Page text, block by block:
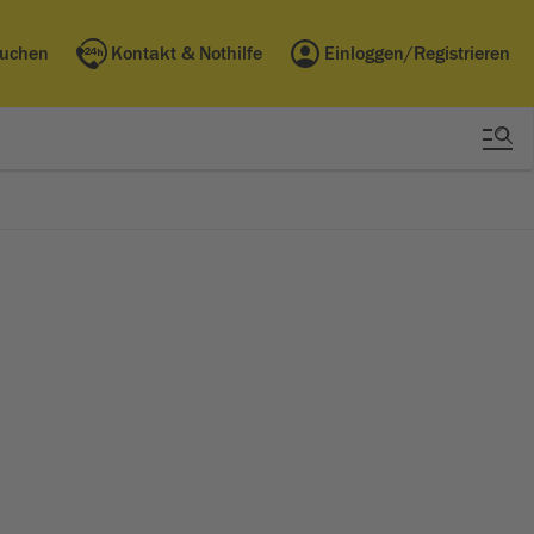
Kontakt & Nothilfe Einloggen/Registrieren